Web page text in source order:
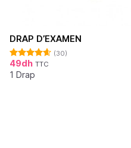
DRAP D’EXAMEN
Note4.62
sur 5
(30)
49dh TTC
1 Drap